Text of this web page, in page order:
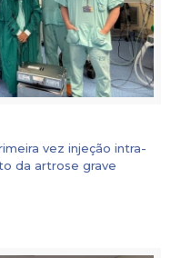
vez injeção intra-
da artrose grave